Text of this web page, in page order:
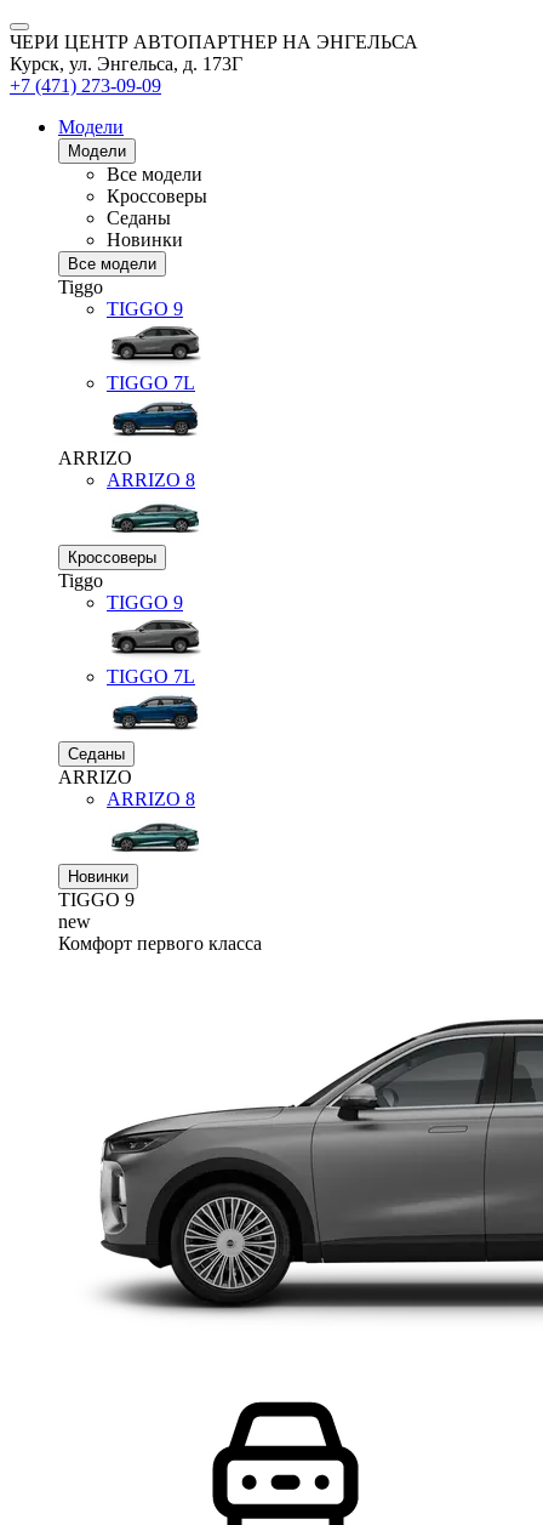
ЧЕРИ ЦЕНТР АВТОПАРТНЕР НА ЭНГЕЛЬСА
Курск, ул. Энгельса, д. 173Г
+7 (471) 273-09-09
Модели
Модели
Все модели
Кроссоверы
Седаны
Новинки
Все модели
Tiggo
TIGGO 9
TIGGO 7L
ARRIZO
ARRIZO 8
Кроссоверы
Tiggo
TIGGO 9
TIGGO 7L
Седаны
ARRIZO
ARRIZO 8
Новинки
TIGGO 9
new
Комфорт первого класса